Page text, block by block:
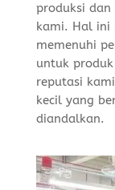
produksi dan
kami. Hal ini
memenuhi
untuk
reputasi
kecil yang
diandalkan.